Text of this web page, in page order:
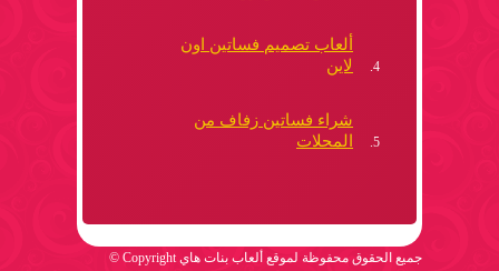
ألعاب تصميم فساتين اون
لاين
شراء فساتين زفاف من
المحلات
جميع الحقوق محفوظة لموقع ألعاب بنات هاي Copyright ©